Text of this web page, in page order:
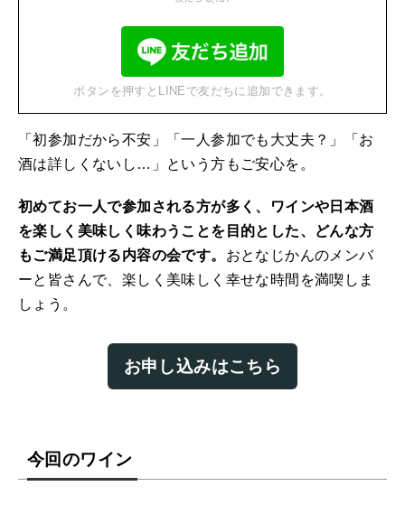
ボタンを押すとLINEで友だちに追加できます。
「初参加だから不安」「一人参加でも大丈夫？」「お
酒は詳しくないし…」という方もご安心を。
初めてお一人で参加される方が多く、ワインや日本酒
を楽しく美味しく味わうことを目的とした、どんな方
もご満足頂ける内容の会です。 おとなじかんのメンバ
ーと皆さんで、楽しく美味しく幸せな時間を満喫しま
しょう。
お申し込みはこちら
今回のワイン